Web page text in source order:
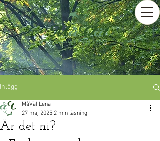
Inlägg
Är det ni?
MåVäl Lena
27 maj 2025 2 min läsning